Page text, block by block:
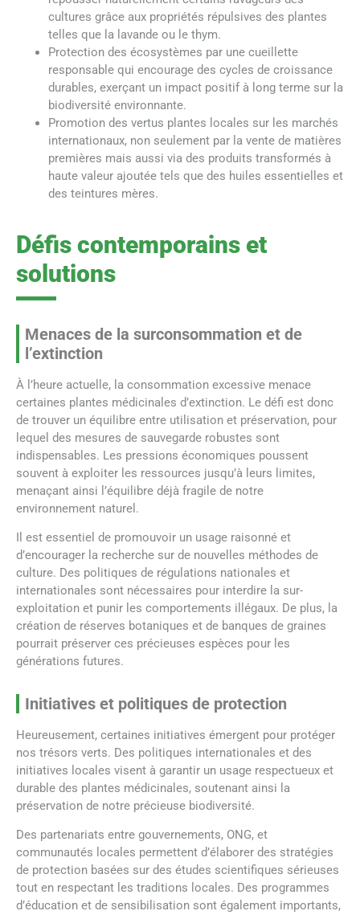
cultures grâce aux propriétés répulsives des plantes
telles que la lavande ou le thym.
Protection des écosystèmes par une cueillette
responsable qui encourage des cycles de croissance
durables, exerçant un impact positif à long terme sur la
biodiversité environnante.
Promotion des vertus plantes locales sur les marchés
internationaux, non seulement par la vente de matières
premières mais aussi via des produits transformés à
haute valeur ajoutée tels que des huiles essentielles et
des teintures mères.
Défis contemporains et
solutions
Menaces de la surconsommation et de
l’extinction
À l’heure actuelle, la consommation excessive menace
certaines plantes médicinales d’extinction. Le défi est donc
de trouver un équilibre entre utilisation et préservation, pour
lequel des mesures de sauvegarde robustes sont
indispensables. Les pressions économiques poussent
souvent à exploiter les ressources jusqu’à leurs limites,
menaçant ainsi l’équilibre déjà fragile de notre
environnement naturel.
Il est essentiel de promouvoir un usage raisonné et
d’encourager la recherche sur de nouvelles méthodes de
culture. Des politiques de régulations nationales et
internationales sont nécessaires pour interdire la sur-
exploitation et punir les comportements illégaux. De plus, la
création de réserves botaniques et de banques de graines
pourrait préserver ces précieuses espèces pour les
générations futures.
Initiatives et politiques de protection
Heureusement, certaines initiatives émergent pour protéger
nos trésors verts. Des politiques internationales et des
initiatives locales visent à garantir un usage respectueux et
durable des plantes médicinales, soutenant ainsi la
préservation de notre précieuse biodiversité.
Des partenariats entre gouvernements, ONG, et
communautés locales permettent d’élaborer des stratégies
de protection basées sur des études scientifiques sérieuses
tout en respectant les traditions locales. Des programmes
d’éducation et de sensibilisation sont également importants,